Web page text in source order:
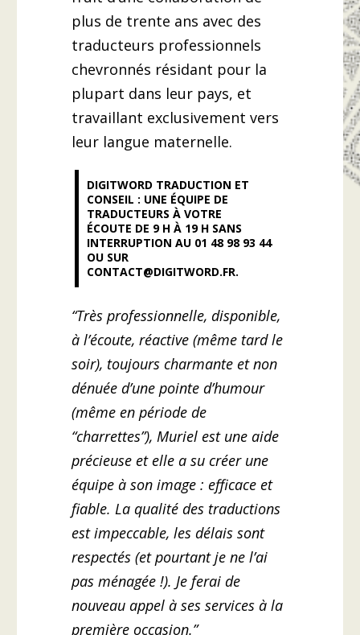
plus de trente ans avec des
traducteurs professionnels
chevronnés résidant pour la
plupart dans leur pays, et
travaillant exclusivement vers
leur langue maternelle.
DIGITWORD TRADUCTION ET
CONSEIL : UNE ÉQUIPE DE
TRADUCTEURS À VOTRE
ÉCOUTE DE 9 H À 19 H SANS
INTERRUPTION AU 01 48 98 93 44
OU SUR
CONTACT@DIGITWORD.FR.
“Très professionnelle, disponible,
à l’écoute, réactive (même tard le
soir), toujours charmante et non
dénuée d’une pointe d’humour
(même en période de
“charrettes”), Muriel est une aide
précieuse et elle a su créer une
équipe à son image : efficace et
fiable. La qualité des traductions
est impeccable, les délais sont
respectés (et pourtant je ne l’ai
pas ménagée !). Je ferai de
nouveau appel à ses services à la
première occasion.”